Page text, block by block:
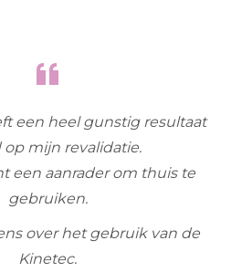
een heel gunstig resultaat
op mijn revalidatie.
een aanrader om thuis te
gebruiken.
over het gebruik van de
Kinetec.